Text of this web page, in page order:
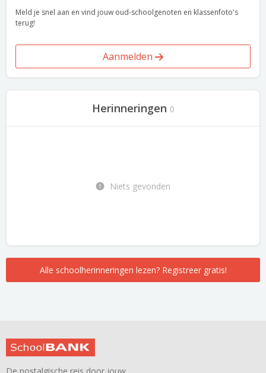
Meld je snel aan en vind jouw oud-schoolgenoten en klassenfoto's
terug!
Aanmelden
Herinneringen 0
Niets gevonden
Alle schoolherinneringen lezen? Registreer gratis!